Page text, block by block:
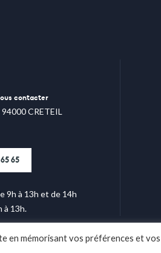
contacter
CRETEIL
65
9h à 13h et de 14h
à 13h.
en mémorisant vos préférences et